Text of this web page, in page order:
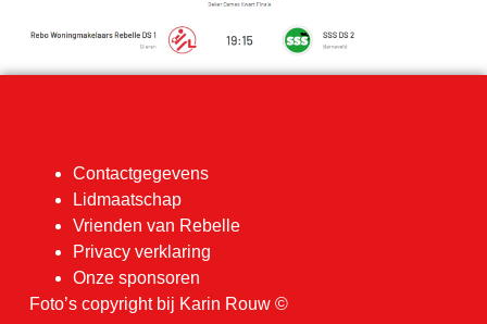
Contactgegevens
Lidmaatschap
Vrienden van Rebelle
Privacy verklaring
Onze sponsoren
Foto’s copyright bij Karin Rouw ©